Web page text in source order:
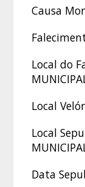
Causa
Local do
Local
Local
Data